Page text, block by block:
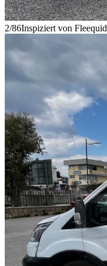
2/86Inspiziert von Fleequid